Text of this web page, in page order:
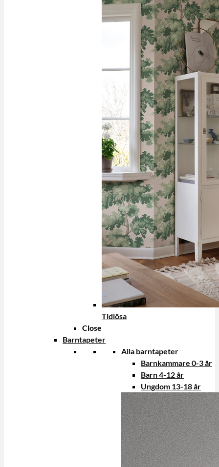
Tidlösa
Close
Barntapeter
Alla barntapeter
Barnkammare 0-3 år
Barn 4-12 år
Ungdom 13-18 år